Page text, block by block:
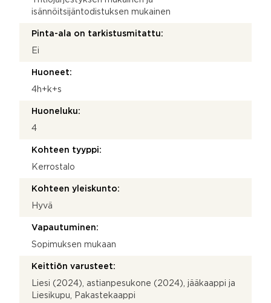
isännöitsijäntodistuksen mukainen
Pinta-ala on tarkistusmitattu:
Ei
Huoneet:
4h+k+s
Huoneluku:
4
Kohteen tyyppi:
Kerrostalo
Kohteen yleiskunto:
Hyvä
Vapautuminen:
Sopimuksen mukaan
Keittiön varusteet:
Liesi (2024), astianpesukone (2024), jääkaappi ja
Liesikupu, Pakastekaappi